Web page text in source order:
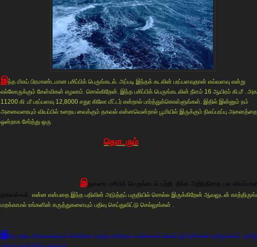
இந்த மிகப் பிரமாண்டமான பசிப்பிக் பெருங்கடல். அப்படி இந்தக் கடலின் பரப்பளவுதான் எவ்வளவு என்று
எல்லோருக்கும் கேள்விகள் எழலாம். சொல்கிறேன். இந்த பசிப்பிக் பெருங்கடலின் நீளம் 16 ஆயிரம் கி.மீ .
11200 கி .மீ பரப்பளவு 12,8000 சதுர கிலோ மீட்டர் என்றால் பார்த்துக்கொள்ளுங்கள். இதில் இன்னும் நம்
அனைவரையும் வியப்பில் உறைய வைக்கும் தகவல் என்னவென்றால் பூமியில் இருக்கும் நிலப்பரப்பு
ஒன்றாக சேர்த்து ஒரு
தொடரும்
இதுவரை பசிபிக் பெருங்கடல் பற்றி நீங்க அறிந்திராத பல
தகவல்கள்
என்ன என்பதை இந்த பதிவின் அடுத்தப் பகுதியில் சொல்ல இருக்கிறேன் ஆவலுடன்
மறக்காமல் உங்களின் கருத்துகளையும் பதிவு செய்துவிட்டு செல்லுங்கள் .
இந்த பதிவு அனைவரையும் சென்றடைவதற்கு எளிதாக மறக்காமல் உங்கள் ஓட்டுக்களை தமிழ்மணம்,